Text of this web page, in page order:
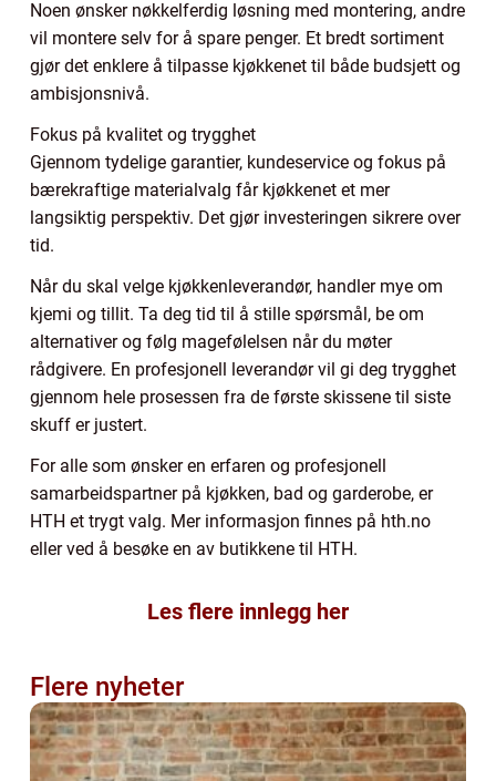
Noen ønsker nøkkelferdig løsning med montering, andre
vil montere selv for å spare penger. Et bredt sortiment
gjør det enklere å tilpasse kjøkkenet til både budsjett og
ambisjonsnivå.
Fokus på kvalitet og trygghet
Gjennom tydelige garantier, kundeservice og fokus på
bærekraftige materialvalg får kjøkkenet et mer
langsiktig perspektiv. Det gjør investeringen sikrere over
tid.
Når du skal velge kjøkkenleverandør, handler mye om
kjemi og tillit. Ta deg tid til å stille spørsmål, be om
alternativer og følg magefølelsen når du møter
rådgivere. En profesjonell leverandør vil gi deg trygghet
gjennom hele prosessen fra de første skissene til siste
skuff er justert.
For alle som ønsker en erfaren og profesjonell
samarbeidspartner på kjøkken, bad og garderobe, er
HTH et trygt valg. Mer informasjon finnes på hth.no
eller ved å besøke en av butikkene til HTH.
Les flere innlegg her
Flere nyheter